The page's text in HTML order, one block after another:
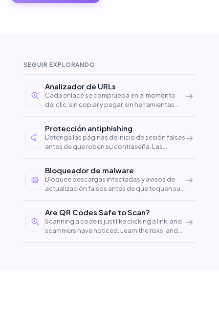
SEGUIR EXPLORANDO
Analizador de URLs
Cada enlace se comprueba en el momento
del clic, sin copiar y pegar, sin herramientas
→
Protección antiphishing
Detenga las páginas de inicio de sesión falsas
antes de que roben su contraseña. Las
→
Bloqueador de malware
Bloquee descargas infectadas y avisos de
actualización falsos antes de que toquen su
→
Are QR Codes Safe to Scan?
Scanning a code is just like clicking a link, and
scammers have noticed. Learn the risks, and
→